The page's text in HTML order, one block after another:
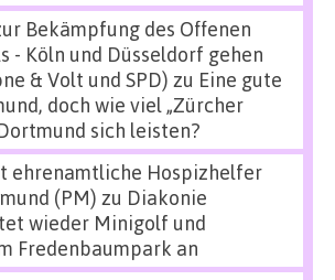
Bekämpfung des Offenen
- Köln und Düsseldorf gehen
& Volt und SPD) zu Eine gute
doch wie viel „Zürcher
sich leisten?
ehrenamtliche Hospizhelfer
(PM) zu Diakonie
wieder Minigolf und
Fredenbaumpark an